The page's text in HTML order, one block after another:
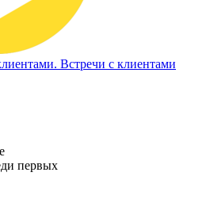
Встречи с клиентами
первых